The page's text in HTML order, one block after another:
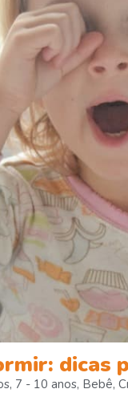
dicas
, 7 - 10 anos, Bebê,